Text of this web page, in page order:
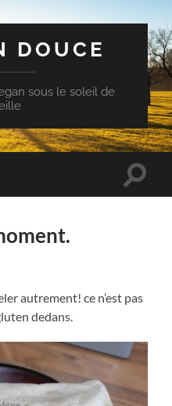
DOUCE
sous le soleil de
Toggle
autrement! ce n’est pas
dedans.